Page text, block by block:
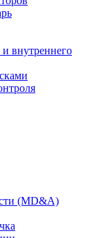
внутреннего
(MD&A)